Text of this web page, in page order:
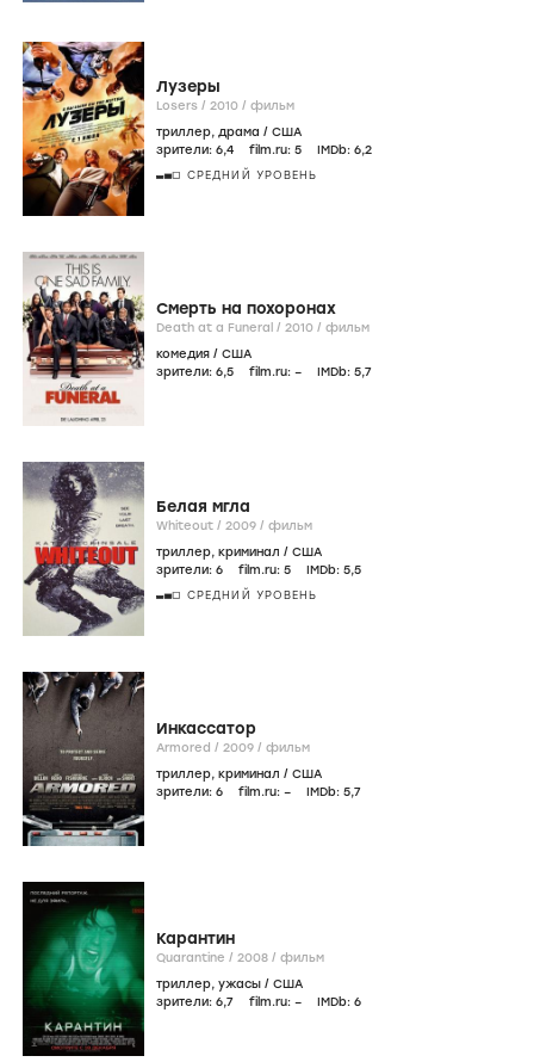
Лузеры
Losers / 2010 / фильм
триллер, драма / США
зрители: 6,4 film.ru: 5 IMDb: 6,2
СРЕДНИЙ УРОВЕНЬ
Смерть на похоронах
Death at a Funeral / 2010 / фильм
комедия / США
зрители: 6,5 film.ru: – IMDb: 5,7
Белая мгла
Whiteout / 2009 / фильм
триллер, криминал / США
зрители: 6 film.ru: 5 IMDb: 5,5
СРЕДНИЙ УРОВЕНЬ
Инкассатор
Armored / 2009 / фильм
триллер, криминал / США
зрители: 6 film.ru: – IMDb: 5,7
Карантин
Quarantine / 2008 / фильм
триллер, ужасы / США
зрители: 6,7 film.ru: – IMDb: 6